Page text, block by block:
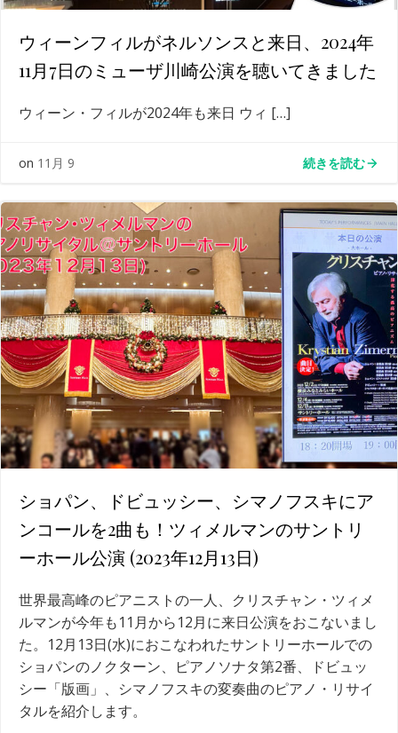
ウィーンフィルがネルソンスと来日、2024年
11月7日のミューザ川崎公演を聴いてきました
ウィーン・フィルが2024年も来日 ウィ […]
on 11月 9 続きを読む
ショパン、ドビュッシー、シマノフスキにア
ンコールを2曲も！ツィメルマンのサントリ
ーホール公演 (2023年12月13日)
世界最高峰のピアニストの一人、クリスチャン・ツィメ
ルマンが今年も11月から12月に来日公演をおこないまし
た。12月13日(水)におこなわれたサントリーホールでの
ショパンのノクターン、ピアノソナタ第2番、ドビュッ
シー「版画」、シマノフスキの変奏曲のピアノ・リサイ
タルを紹介します。